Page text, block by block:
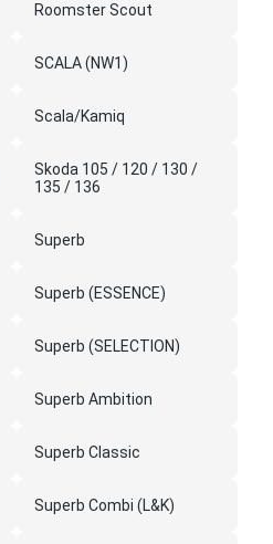
Roomster Scout
SCALA (NW1)
Scala/Kamiq
Skoda 105 / 120 / 130 /
135 / 136
Superb
Superb (ESSENCE)
Superb (SELECTION)
Superb Ambition
Superb Classic
Superb Combi (L&K)